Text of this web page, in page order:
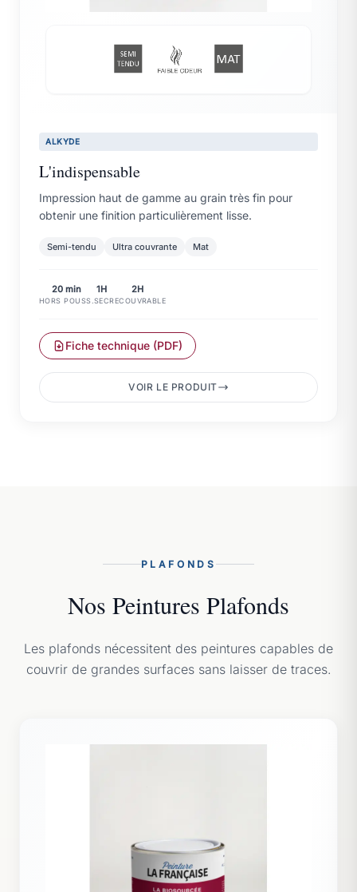
ALKYDE
L'indispensable
Impression haut de gamme au grain très fin pour
obtenir une finition particulièrement lisse.
Semi-tendu Ultra couvrante Mat
20 min
HORS POUSS.
1H
SEC
2H
RECOUVRABLE
Fiche technique (PDF)
VOIR LE PRODUIT
PLAFONDS
Nos Peintures Plafonds
Les plafonds nécessitent des peintures capables de
couvrir de grandes surfaces sans laisser de traces.